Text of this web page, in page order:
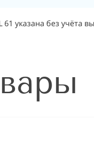
61 указана без учёта